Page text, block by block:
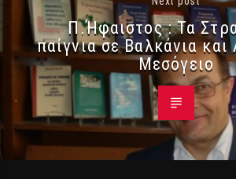
Π.Ήφαιστος : Τα
παίγνια σε Βαλκάνια και
Μεσόγειο